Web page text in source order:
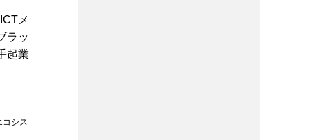
メ
ラッ
起業
シス